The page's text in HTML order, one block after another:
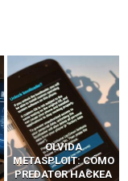
CÓMO LOS HACKERS
INTERCEPTAN OTPS
Y LLAMADAS